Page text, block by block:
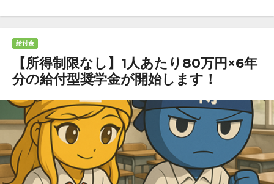
給付金
【所得制限なし】1人あたり80万円×6年
分の給付型奨学金が開始します！